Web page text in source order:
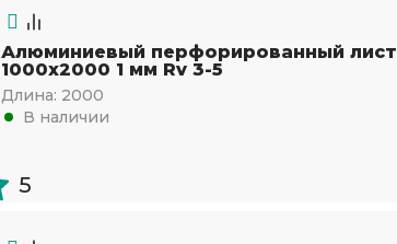
Алюминиевый перфорированный лист
1000х2000 1 мм Rv 3-5
Длина: 2000
В наличии
5